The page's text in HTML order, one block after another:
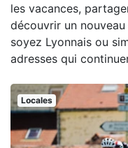
les vacances,
découvrir un
soyez Lyonnais ou
adresses qui
Locales